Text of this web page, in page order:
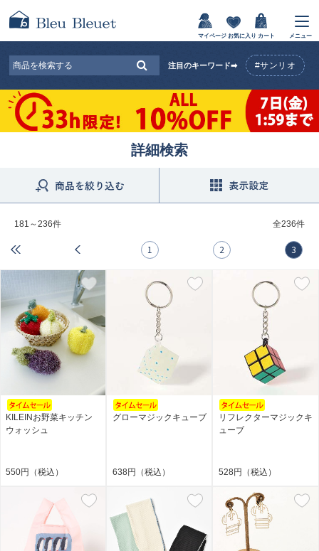
マイページ お気に入り カート メニュー
注目のキーワード➡ #サンリオ
詳細検索
181～236件 全236件
1 2 3
KILEINお野菜キッチン
ウォッシュ
550円（税込）
グローマジックキューブ
638円（税込）
リフレクターマジックキ
ューブ
528円（税込）